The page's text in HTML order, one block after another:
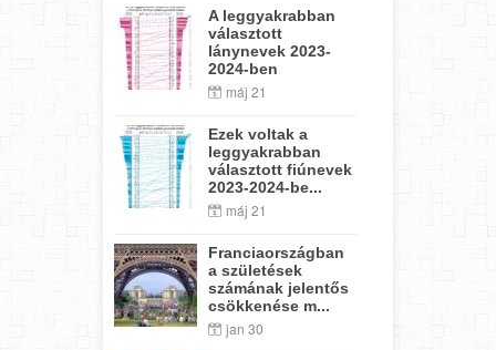
A leggyakrabban
választott
lánynevek 2023-
2024-ben
máj 21
Ezek voltak a
leggyakrabban
választott fiúnevek
2023-2024-be...
máj 21
Franciaországban
a születések
számának jelentős
csökkenése m...
jan 30